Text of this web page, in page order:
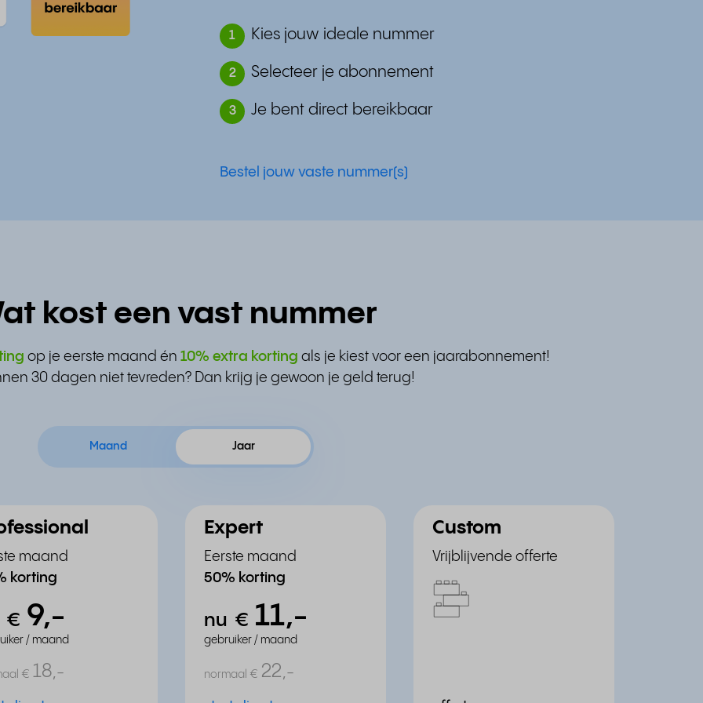
1 Kies jouw ideale nummer
2 Selecteer je abonnement
3 Je bent direct bereikbaar
Bestel jouw vaste nummer(s)
kost een vast nummer
op je eerste maand én 10% extra korting als je kiest voor een jaarabonnement!
30 dagen niet tevreden? Dan krijg je gewoon je geld terug!
Maand Jaar
maand
korting
€ 9,-
/ maand
€ 18,-
Expert
Eerste maand
50% korting
nu € 11,-
gebruiker / maand
normaal € 22,-
Custom
Vrijblijvende offerte